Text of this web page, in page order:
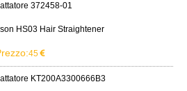
372458-01
HS03 Hair Straightener
45
KT200A3300666B3